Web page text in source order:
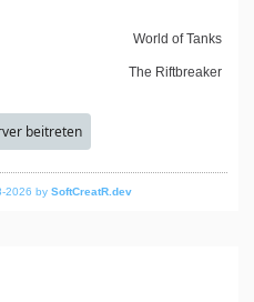
World of Tanks
The Riftbreaker
beitreten
2026 by SoftCreatR.dev